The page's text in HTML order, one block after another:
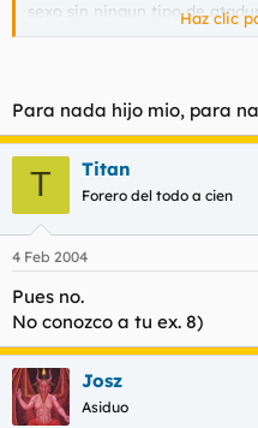
sexo sin ningun tipo de
o es un caso bastante
Haz clic
Para nada hijo mio, para
T Titan
Forero del todo a cien
4 Feb 2004
Pues no.
No conozco a tu ex. 8)
Josz
Asiduo